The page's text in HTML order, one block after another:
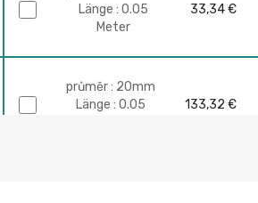
Länge : 0.05
Meter
33,34 €
průměr : 20mm
Länge : 0.05
133,32 €